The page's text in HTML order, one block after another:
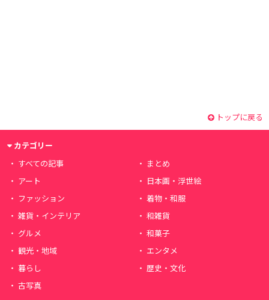
トップに戻る
カテゴリー
すべての記事
まとめ
アート
日本画・浮世絵
ファッション
着物・和服
雑貨・インテリア
和雑貨
グルメ
和菓子
観光・地域
エンタメ
暮らし
歴史・文化
古写真